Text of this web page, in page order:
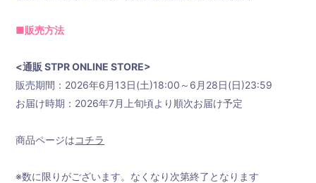
すとふぁみ会員の方はこちらから ログイン
■販売方法
<通販 STPR ONLINE STORE>
販売期間：2026年6月13日(土)18:00～6月28日(日)23:59
お届け時期：2026年7月上旬頃より順次お届け予定
商品ページはコチラ
※数に限りがございます。なくなり次第終了となります